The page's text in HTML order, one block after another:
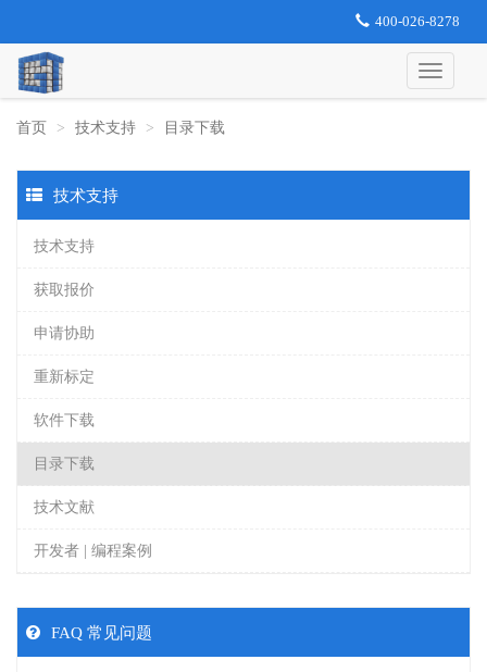
400-026-8278
首页 技术支持 目录下载
技术支持
技术支持
获取报价
申请协助
重新标定
软件下载
目录下载
技术文献
开发者 | 编程案例
FAQ 常见问题